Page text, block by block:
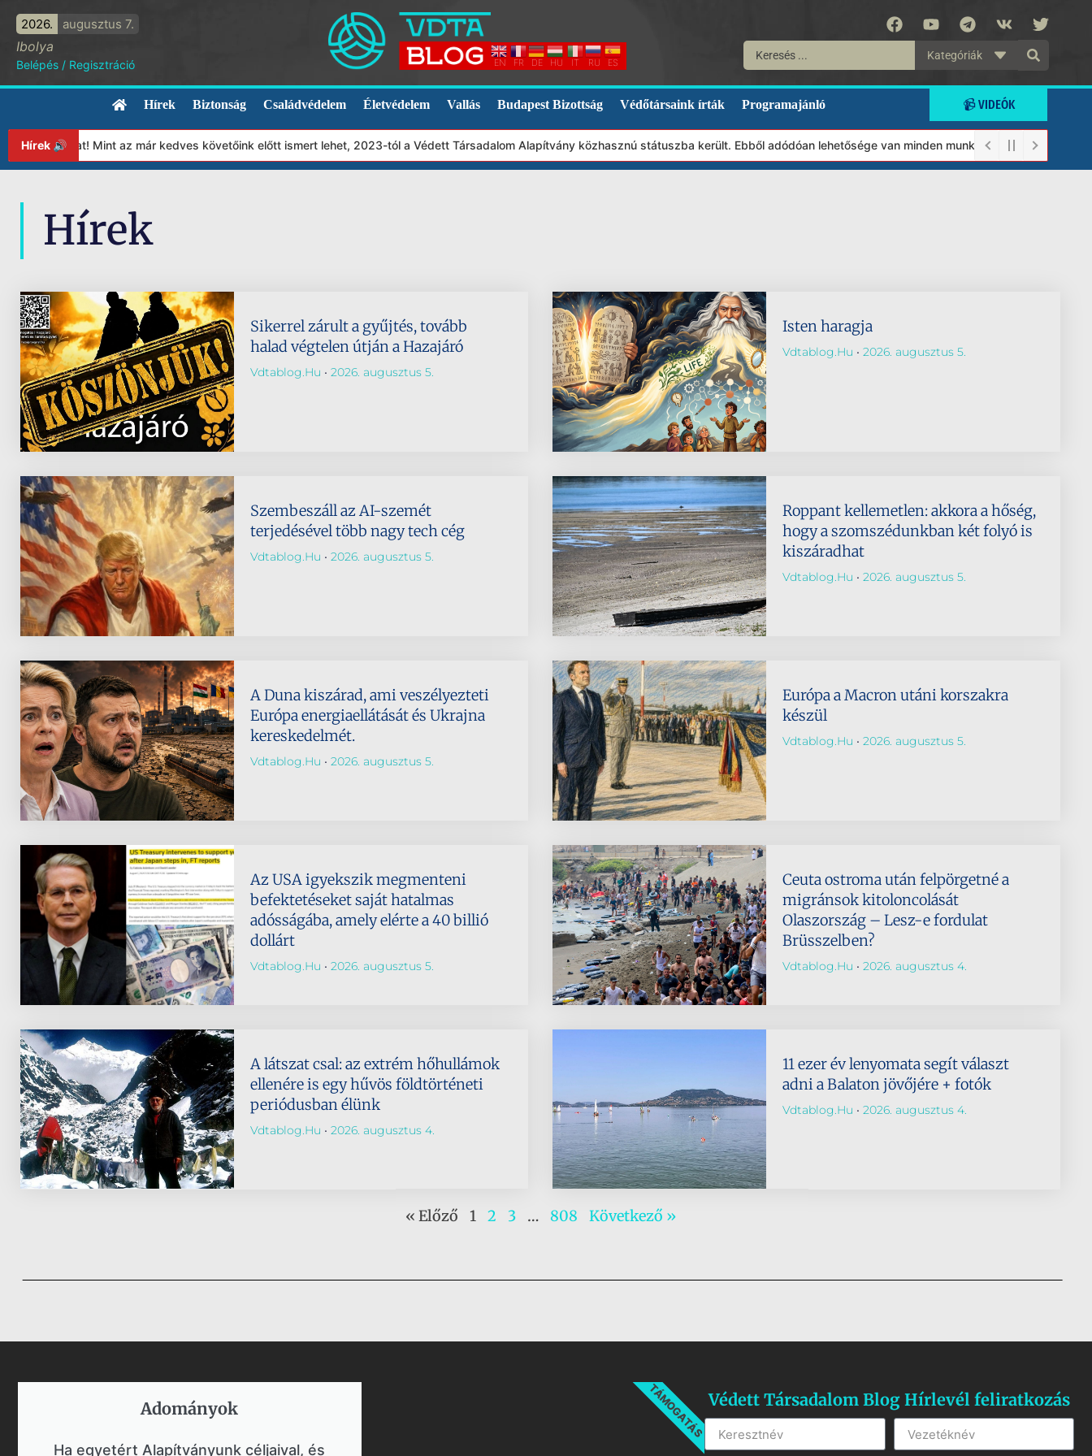
2026. augusztus 7.
Ibolya
Belépés / Regisztráció EN FR DE HU IT RU ES
Kategóriák
Hírek Biztonság Családvédelem Életvédelem Vallás Budapest Bizottság Védőtársaink írták Programajánló 📹 VIDEÓK
Hírek 🔊Mint az már kedves követőink előtt ismert lehet, 2023-tól a Védett Társadalom Alapítvány közhasznú státuszba került. Ebből adódóan lehetősége van minden munkánkat segíteni
Hírek
Sikerrel zárult a gyűjtés, tovább
halad végtelen útján a Hazajáró
Vdtablog.hu 2026. augusztus 5.
Isten haragja
Vdtablog.hu 2026. augusztus 5.
Szembeszáll az AI-szemét
terjedésével több nagy tech cég
Vdtablog.hu 2026. augusztus 5.
Roppant kellemetlen: akkora a hőség,
hogy a szomszédunkban két folyó is
kiszáradhat
Vdtablog.hu 2026. augusztus 5.
A Duna kiszárad, ami veszélyezteti
Európa energiaellátását és Ukrajna
kereskedelmét.
Vdtablog.hu 2026. augusztus 5.
Európa a Macron utáni korszakra
készül
Vdtablog.hu 2026. augusztus 5.
Az USA igyekszik megmenteni
befektetéseket saját hatalmas
adósságába, amely elérte a 40 billió
dollárt
Vdtablog.hu 2026. augusztus 5.
Ceuta ostroma után felpörgetné a
migránsok kitoloncolását
Olaszország – Lesz-e fordulat
Brüsszelben?
Vdtablog.hu 2026. augusztus 4.
A látszat csal: az extrém hőhullámok
ellenére is egy hűvös földtörténeti
periódusban élünk
Vdtablog.hu 2026. augusztus 4.
11 ezer év lenyomata segít választ
adni a Balaton jövőjére + fotók
Vdtablog.hu 2026. augusztus 4.
« Előző 1 2 3 … 808 Következő »
Adományok​
Ha egyetért Alapítványunk céljaival, és
TÁMOGATÁSVédett Társadalom Blog Hírlevél feliratkozás